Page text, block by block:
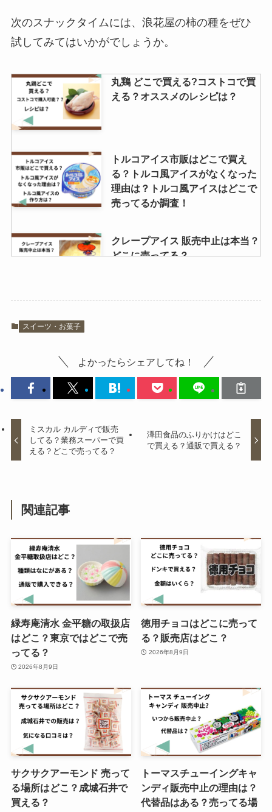
との激レアはなに？販売地域はど
こで買える？
ウイスキー 響はどこで買える？生
産中止？定価で購入する方法はあ
次のスナックタイムには、浪花屋の柿の種をぜひ
試してみてはいかがでしょうか。
丸鶏 どこで買える?コストコで買
える？オススメのレシピは？
トルコアイス市販はどこで買え
る？トルコ風アイスがなくなった
理由は？トルコ風アイスはどこで
売ってるか調査！
クレープアイス 販売中止は本当？
どこに売ってる？
グミエッグはどこで買える？
噂を調査！
特恋ミルクはどこで売ってる？販
売時期はいつまで？
極上はちみつ紅茶 業務スーパーで
購入可能？値段はいくら？
瓶コーラ 売ってる場所は？ドンキ
での購入は可能？？
高千穂峡つゆ どこで売ってる？イ
オンやカルディで買える？
スイーツ・お菓子
よかったらシェアしてね！
ミスカル カルディで販売
してる？業務スーパーで買
える？どこで売ってる？
澤田食品のふりかけはどこ
で買える？通販で買える？
関連記事
緑寿庵清水 金平糖の取扱店
はどこ？東京ではどこで売
ってる？
2026年8月9日
徳用チョコはどこに売って
る？販売店はどこ？
2026年8月9日
サクサクアーモンド 売って
る場所はどこ？成城石井で
買える？
トーマスチューイングキャ
ンディ販売中止の理由は？
代替品はある？売ってる場